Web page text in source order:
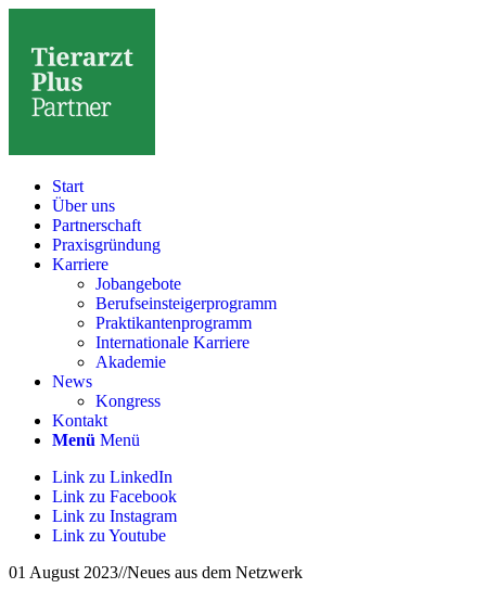
Start
Über uns
Partnerschaft
Praxisgründung
Karriere
Jobangebote
Berufseinsteigerprogramm
Praktikantenprogramm
Internationale Karriere
Akademie
News
Kongress
Kontakt
Menü Menü
Link zu LinkedIn
Link zu Facebook
Link zu Instagram
Link zu Youtube
01 August 2023//Neues aus dem Netzwerk